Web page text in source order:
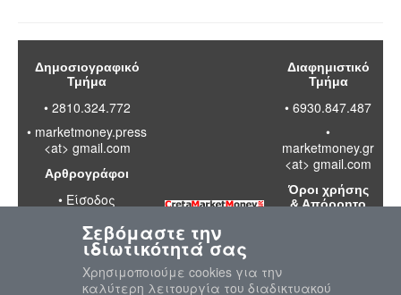
Δημοσιογραφικό
Τμήμα
• 2810.324.772
• marketmoney.press
<at> gmail.com
Αρθρογράφοι
• Είσοδος
Διαφημιστικό
Τμήμα
• 6930.847.487
•
marketmoney.gr
<at> gmail.com
Όροι χρήσης
& Απόρρητο
Σεβόμαστε την
ιδιωτικότητά σας
Χρησιμοποιούμε cookies για την
καλύτερη λειτουργία του διαδικτυακού